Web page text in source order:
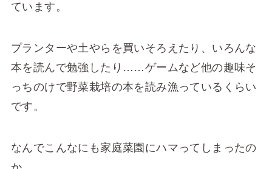
ています。
プランターや土やらを買いそろえたり、いろんな
本を読んで勉強したり……ゲームなど他の趣味そ
っちのけで野菜栽培の本を読み漁っているくらい
です。
なんでこんなにも家庭菜園にハマってしまったの